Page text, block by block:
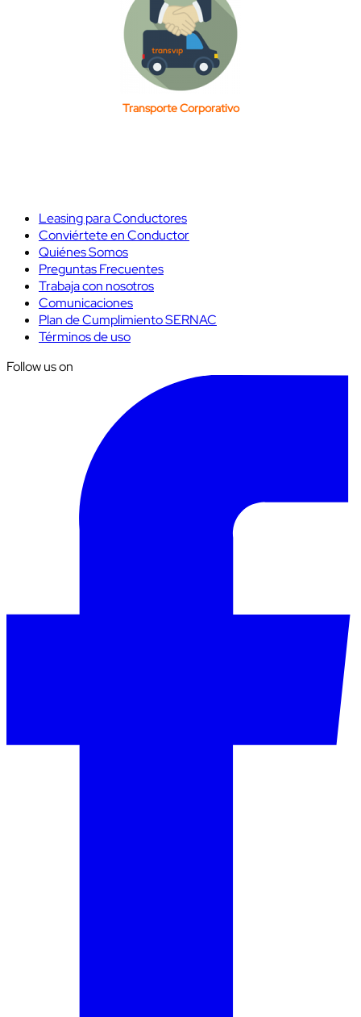
Transporte Corporativo
Leasing para Conductores
Conviértete en Conductor
Quiénes Somos
Preguntas Frecuentes
Trabaja con nosotros
Comunicaciones
Plan de Cumplimiento SERNAC
Términos de uso
Follow us on